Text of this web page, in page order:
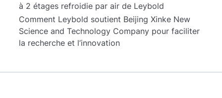
à 2 étages refroidie par air de Leybold
Comment Leybold soutient Beijing Xinke New
Science and Technology Company pour faciliter
la recherche et l’innovation